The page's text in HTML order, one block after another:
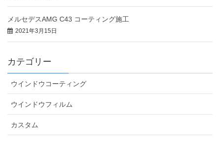
メルセデスAMG C43 コーティング施工
2021年3月15日
カテゴリー
ウインドウコーティング
ウインドウフィルム
カスタム